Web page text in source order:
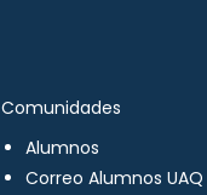
Comunidades
Alumnos
Correo Alumnos UAQ